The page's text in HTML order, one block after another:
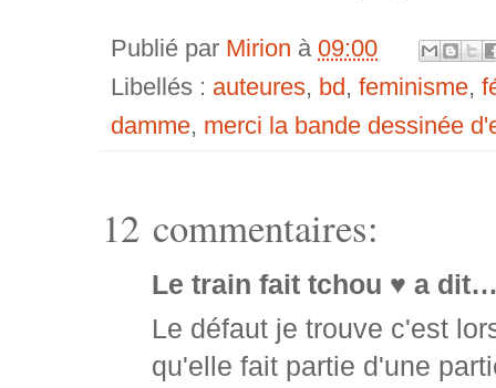
Publié par Mirion à 09:00
Libellés : auteures, bd, feminisme,
damme, merci la bande dessinée
12 commentaires:
Le train fait tchou ♥ a
Le défaut je trouve c'est
qu'elle fait partie d'une